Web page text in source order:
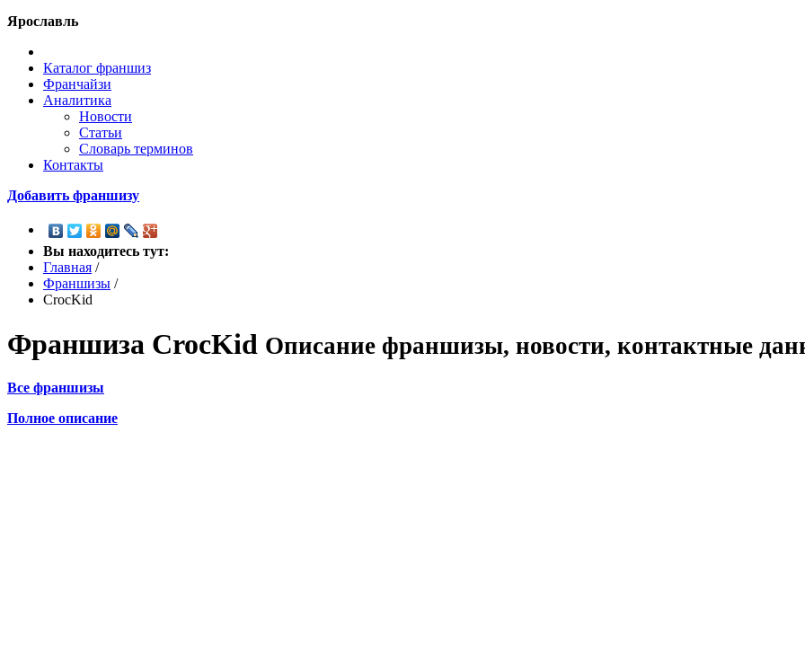
Ярославль
Каталог франшиз
Франчайзи
Аналитика
Новости
Статьи
Словарь терминов
Контакты
Добавить франшизу
Вы находитесь тут:
Главная /
Франшизы /
CrocKid
Франшиза CrocKid Описание франшизы, новости, контактные
Все франшизы
Полное описание